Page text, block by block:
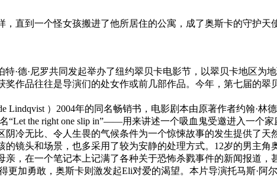
直到一个怪女孩搬进了他所居住的公寓，成了奥斯卡的守护
特·德·尼罗共同发起举办了纽约翠贝卡电影节，以翠贝卡地区
作品往往是导演们的处女作或前几部作品。今年，第七届的翠
）2004年的同名畅销书，电影剧本由原著作者约翰·林
“Let the right one slip in”——用来讲述一个吸血鬼受邀进入一个家
无比、令人生畏的气候条件为一个惊悚故事的发生提供了天
镜头和场景，也多采用了较为安静的处理方式。12岁的男主
亲，在一个笔记本上记满了各种关于恐怖杀戮事件的新闻报道
加勇敢，奥斯卡则激发起Eli对爱的渴望。本片导演托马斯·阿